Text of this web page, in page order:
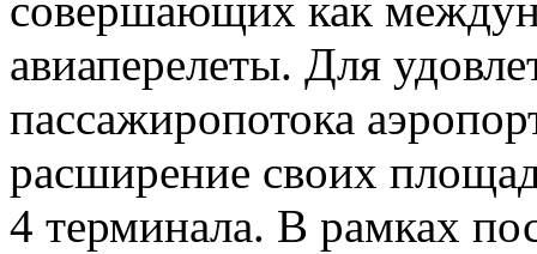
авиаперелеты. Для
пассажиропотока
расширение своих
4 терминала. В рамках